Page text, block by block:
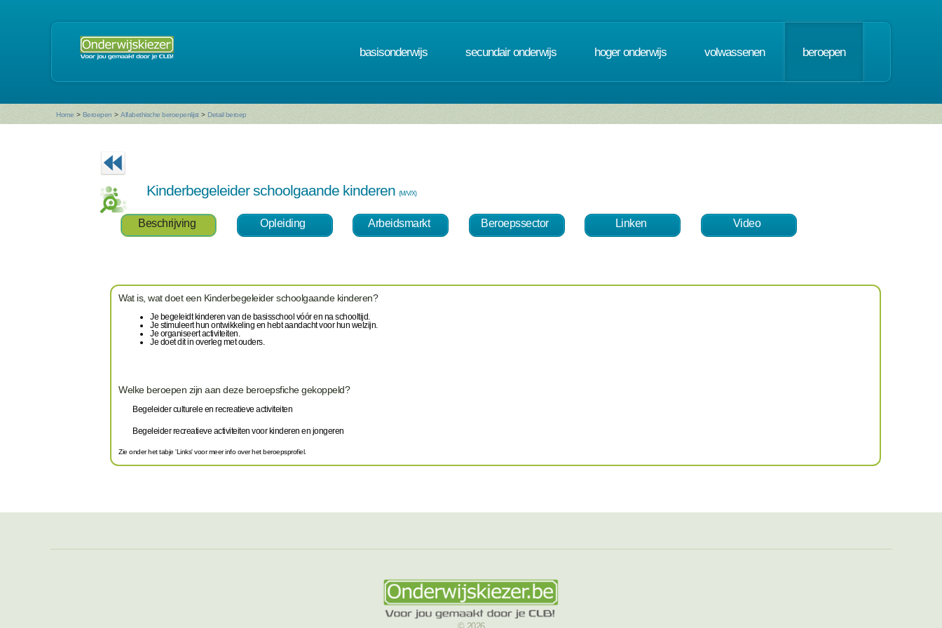
basisonderwijs secundair onderwijs hoger onderwijs volwassenen beroepen
Home > Beroepen > Alfabethische beroepenlijst > Detail beroep
Kinderbegeleider schoolgaande kinderen (M/V/X)
Beschrijving Opleiding Arbeidsmarkt Beroepssector Linken Video
Wat is, wat doet een Kinderbegeleider schoolgaande kinderen?
Je begeleidt kinderen van de basisschool vóór en na schooltijd.
Je stimuleert hun ontwikkeling en hebt aandacht voor hun welzijn.
Je organiseert activiteiten.
Je doet dit in overleg met ouders.
Welke beroepen zijn aan deze beroepsfiche gekoppeld?
Begeleider culturele en recreatieve activiteiten
Begeleider recreatieve activiteiten voor kinderen en jongeren
Zie onder het tabje 'Links' voor meer info over het beroepsprofiel.